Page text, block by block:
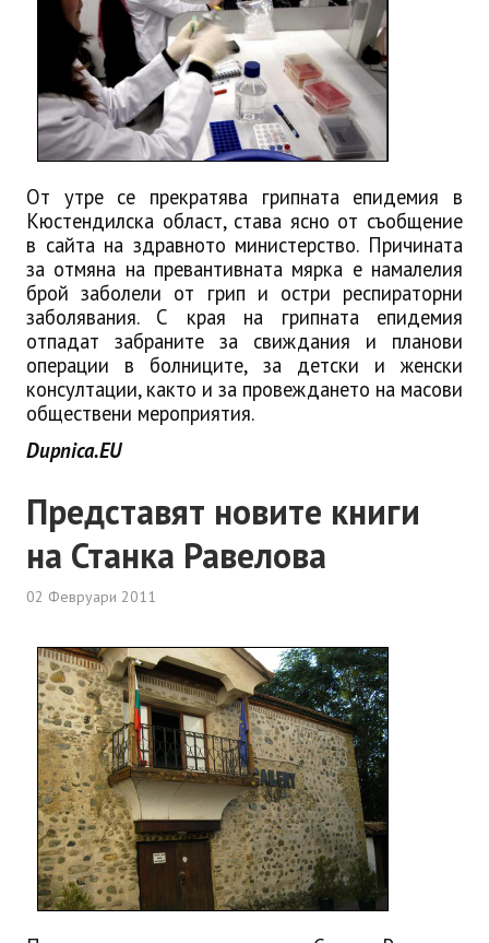
От утре се прекратява грипната епидемия в
Кюстендилска област, става ясно от съобщение
в сайта на здравното министерство. Причината
за отмяна на превантивната мярка е намалелия
брой заболели от грип и остри респираторни
заболявания. С края на грипната епидемия
отпадат забраните за свиждания и планови
операции в болниците, за детски и женски
консултации, както и за провеждането на масови
обществени мероприятия.
Dupnica.EU
Представят новите книги
на Станка Равелова
02 Февруари 2011